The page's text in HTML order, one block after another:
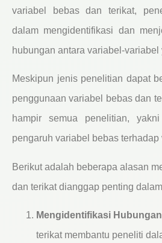
variabel bebas dan terikat,
dalam mengidentifikasi dan
hubungan antara variabel-variabel
Meskipun jenis penelitian dapat
penggunaan variabel bebas dan
hampir semua penelitian,
pengaruh variabel bebas terhadap
Berikut adalah beberapa alasan
dan terikat dianggap penting
Mengidentifikasi Hubungan
terikat membantu peneliti